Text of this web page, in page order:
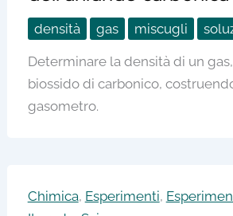
densità gas miscugli
Determinare la densità di un
biossido di carbonico,
gasometro.
Chimica, Esperimenti,